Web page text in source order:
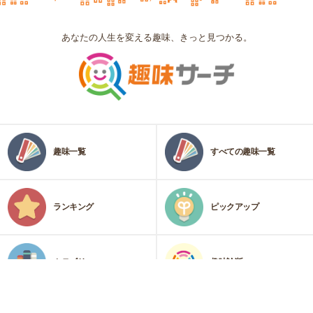
あなたの人生を変える趣味、きっと見つかる。
趣味一覧 すべての趣味一覧
ランキング ピックアップ
カテゴリ 趣味診断